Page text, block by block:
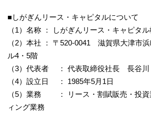
■しがぎんリース・キャピタルについて
（1）名称 ： しがぎんリース・キャピタ
（2）本社 ： 〒520-0041 滋賀県大津市
ル4・5階
（3）代表者 ： 代表取締役社長 長谷
（4）設立日 ： 1985年5月1日
（5）業務 ： リース・割賦販売・投資
ィング業務